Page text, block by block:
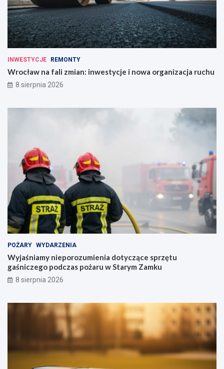
INWESTYCJE REMONTY
Wrocław na fali zmian: inwestycje i nowa organizacja ruchu
8 sierpnia 2026
POŻARY WYDARZENIA
Wyjaśniamy nieporozumienia dotyczące sprzętu
gaśniczego podczas pożaru w Starym Zamku
8 sierpnia 2026